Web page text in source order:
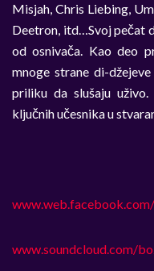
Misjah, Chris Liebing,
Deetron, itd…Svoj pečat
od osnivača. Kao deo
mnoge strane di-
priliku da slušaju
ključnih učesnika u
www.soundcloud.com/